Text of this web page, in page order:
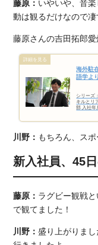
藤原： いやいや、音
動は観るだけなので凄
藤原さんの吉田拓郎愛
海外駐
語学よ
シリーズ
キルとリ
部 入社年
川野： もちろん、ス
新入社員、45
藤原： ラグビー観戦
で観てました！
川野：盛り上がりま